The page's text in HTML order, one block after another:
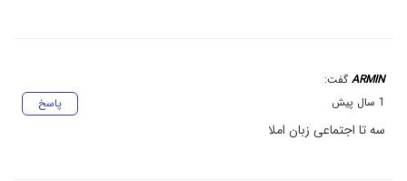
ARMIN گفت:
پاسخ
1 سال پیش
سه تا اجتماعی زبان املا